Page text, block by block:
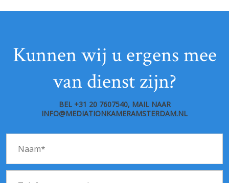
Kunnen wij u ergens mee
van dienst zijn?
BEL +31 20 7607540, MAIL NAAR
INFO@MEDIATIONKAMERAMSTERDAM.NL